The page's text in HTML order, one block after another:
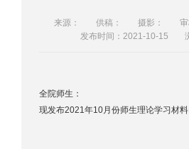
来源： 供稿： 摄影：
发布时间：2021-10-15
全院师生：
现发布2021年10月份师生理论学习材料